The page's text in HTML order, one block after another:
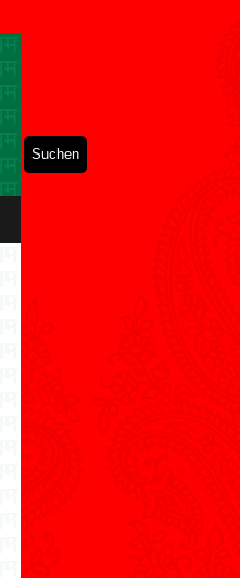
Suchen